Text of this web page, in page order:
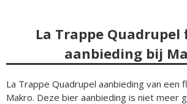
La Trappe Quadrupel
aanbieding bij
La Trappe Quadrupel aanbieding van een
Makro. Deze bier aanbieding is niet meer